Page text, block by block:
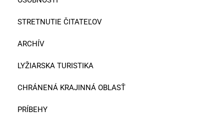
STRETNUTIE ČITATEĽOV
ARCHÍV
LYŽIARSKA TURISTIKA
CHRÁNENÁ KRAJINNÁ OBLASŤ
PRÍBEHY